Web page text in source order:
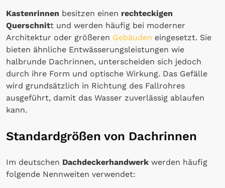
Kastenrinnen besitzen einen rechteckigen
Querschnitt und werden häufig bei moderner
Architektur oder größeren Gebäuden eingesetzt. Sie
bieten ähnliche Entwässerungsleistungen wie
halbrunde Dachrinnen, unterscheiden sich jedoch
durch ihre Form und optische Wirkung. Das Gefälle
wird grundsätzlich in Richtung des Fallrohres
ausgeführt, damit das Wasser zuverlässig ablaufen
kann.
Standardgrößen von Dachrinnen
Im deutschen Dachdeckerhandwerk werden häufig
folgende Nennweiten verwendet: